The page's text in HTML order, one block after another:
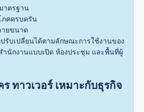
าตรฐาน
คครบครัน
ยขนาด
รับเปลี่ยนได้ตามลักษณะการใช้งานของ
ำนักงานแบบเปิด ห้องประชุม และพื้นที่ผู้
ทาวเวอร์ เหมาะกับธุรกิจ